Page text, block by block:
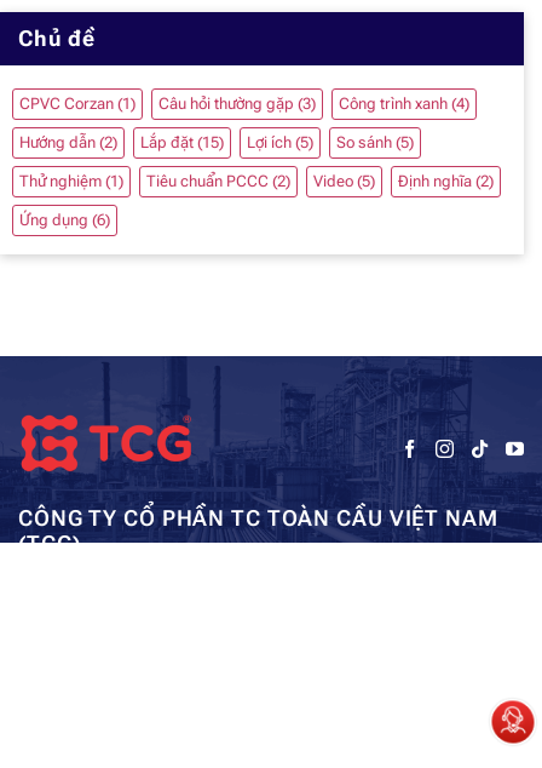
Chủ đề
CPVC Corzan (1) Câu hỏi thường gặp (3) Công trình xanh (4)
Hướng dẫn (2) Lắp đặt (15) Lợi ích (5) So sánh (5)
Thử nghiệm (1) Tiêu chuẩn PCCC (2) Video (5) Định nghĩa (2)
Ứng dụng (6)
CÔNG TY CỔ PHẦN TC TOÀN CẦU VIỆT NAM
(TCG)